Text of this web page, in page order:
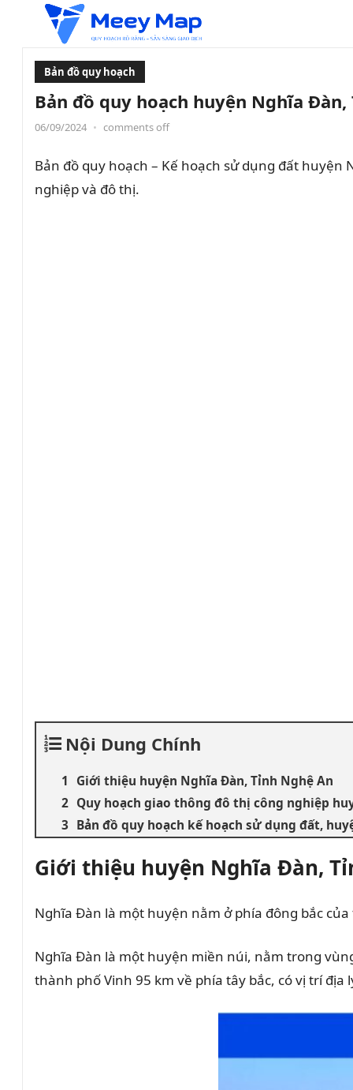
Bản đồ quy hoạch
Bản đồ quy hoạch huyện Nghĩa
06/09/2024 • comments off
Bản đồ quy hoạch – Kế hoạch sử dụng đất
nghiệp và đô thị.
Nội Dung Chính
Giới thiệu huyện Nghĩa Đàn, Tỉnh Nghệ An
Quy hoạch giao thông đô thị công nghiệp
Bản đồ quy hoạch kế hoạch sử dụng đất,
Giới thiệu huyện Nghĩa Đàn,
Nghĩa Đàn là một huyện nằm ở phía đông bắc
Nghĩa Đàn là một huyện miền núi, nằm trong vùng
thành phố Vinh 95 km về phía tây bắc, có vị trí địa